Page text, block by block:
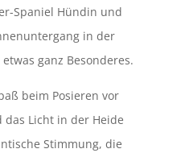
Spaniel Hündin und
in der
ganz Besonderes.
beim Posieren vor
das Licht in der Heide
Stimmung, die